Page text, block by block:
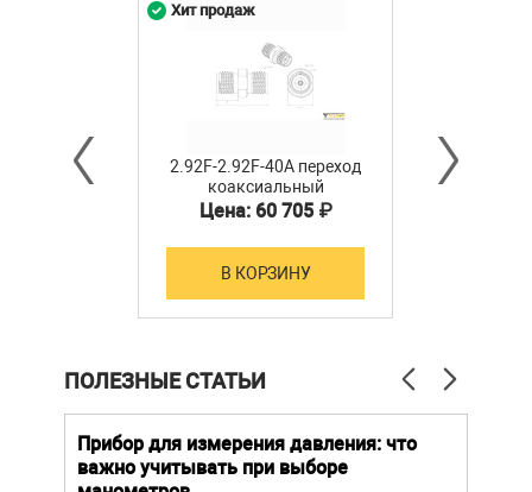
2.92F-2.92F-40A переход
коаксиальный
Цена: 60 705 ₽
В КОРЗИНУ
Хит продаж
ПОЛЕЗНЫЕ СТАТЬИ
Прибор для измерения давления: что
важно учитывать при выборе